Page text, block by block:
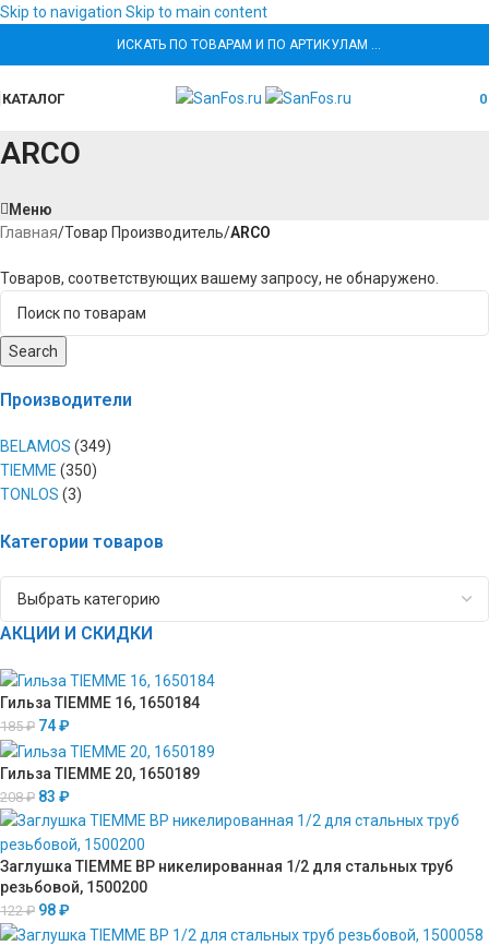
Skip to navigation Skip to main content
ИСКАТЬ ПО ТОВАРАМ И ПО АРТИКУЛАМ …
КАТАЛОГ 0
ARCO
Меню
Производители
BELAMOS (349)
TIEMME (350)
TONLOS (3)
Категории товаров
АКЦИИ И СКИДКИ
Гильза TIEMME 16, 1650184
185₽ 74₽
Гильза TIEMME 20, 1650189
208₽ 83 ₽
Заглушка TIEMME ВР никелированная 1/2 для стальных труб
резьбовой, 1500200
122₽ 98₽
Главная/Товар Производитель/ARCO
Товаров, соответствующих вашему запросу, не обнаружено.
Search